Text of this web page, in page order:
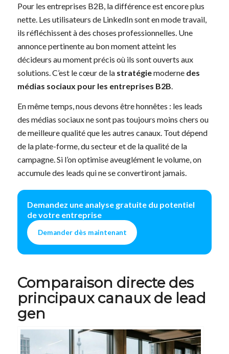
Pour les entreprises B2B, la différence est encore plus
nette. Les utilisateurs de LinkedIn sont en mode travail,
ils réfléchissent à des choses professionnelles. Une
annonce pertinente au bon moment atteint les
décideurs au moment précis où ils sont ouverts aux
solutions. C’est le cœur de la stratégiemoderne des
médias sociaux pour les entreprises B2B.
En même temps, nous devons être honnêtes : les leads
des médias sociaux ne sont pas toujours moins chers ou
de meilleure qualité que les autres canaux. Tout dépend
de la plate-forme, du secteur et de la qualité de la
campagne. Si l’on optimise aveuglément le volume, on
accumule des leads qui ne se convertiront jamais.
Demandez une analyse gratuite du potentiel
de votre entreprise
Demander dès maintenant
Comparaison directe des
principaux canaux de lead
gen